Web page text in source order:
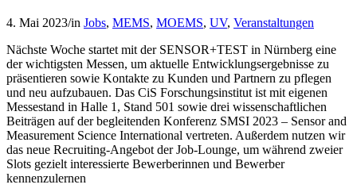
4. Mai 2023/in Jobs, MEMS, MOEMS, UV, Veranstaltungen
Nächste Woche startet mit der SENSOR+TEST in Nürnberg eine
der wichtigsten Messen, um aktuelle Entwicklungsergebnisse zu
präsentieren sowie Kontakte zu Kunden und Partnern zu pflegen
und neu aufzubauen. Das CiS Forschungsinstitut ist mit eigenen
Messestand in Halle 1, Stand 501 sowie drei wissenschaftlichen
Beiträgen auf der begleitenden Konferenz SMSI 2023 – Sensor and
Measurement Science International vertreten. Außerdem nutzen wir
das neue Recruiting-Angebot der Job-Lounge, um während zweier
Slots gezielt interessierte Bewerberinnen und Bewerber
kennenzulernen